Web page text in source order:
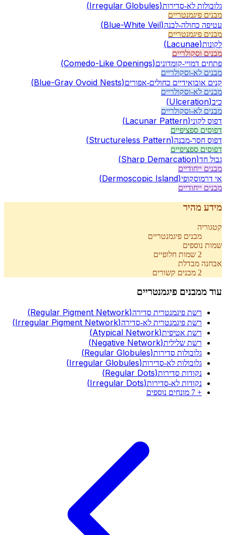
גלובולות לא-סדירות (Irregular Globules)
מבנים פיגמנטריים
עטיפה כחולה-לבנה
(Blue-White Veil)
מבנים פיגמנטריים
לקונות
(Lacunae)
מבנים וסקולריים
פתחים דמויי-קומדונים
(Comedo-Like Openings)
מבנים לא-וסקולריים
קנים אובואידיים כחולים-אפורים
(Blue-Gray Ovoid Nests)
מבנים לא-וסקולריים
כיב
(Ulceration)
מבנים לא-וסקולריים
דפוס לקוני
(Lacunar Pattern)
דפוסים ספציפיים
דפוס חסר-מבנה
(Structureless Pattern)
דפוסים ספציפיים
גבול חד
(Sharp Demarcation)
מבנים ייחודיים
אי דרמוסקופי
(Dermoscopic Island)
מבנים ייחודיים
מידע מהיר
קטגוריה
מבנים פיגמנטריים
שמות נוספים
2 שמות חלופיים
אבחנה מבדלת
2 מבנים קשורים
עוד ממבנים פיגמנטריים
רשת פיגמנטרית סדירה (Regular Pigment Network)
רשת פיגמנטרית לא-סדירה (Irregular Pigment Network)
רשת אטיפית (Atypical Network)
רשת שלילית (Negative Network)
גלובולות סדירות (Regular Globules)
גלובולות לא-סדירות (Irregular Globules)
נקודות סדירות (Regular Dots)
נקודות לא-סדירות (Irregular Dots)
+
7 מונחים נוספים